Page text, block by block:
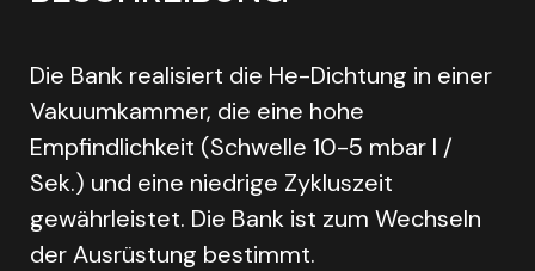
Die Bank realisiert die He-Dichtung in einer
Vakuumkammer, die eine hohe
Empfindlichkeit (Schwelle 10-5 mbar l /
Sek.) und eine niedrige Zykluszeit
gewährleistet. Die Bank ist zum Wechseln
der Ausrüstung bestimmt.